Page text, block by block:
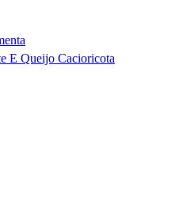
E Queijo Cacioricota